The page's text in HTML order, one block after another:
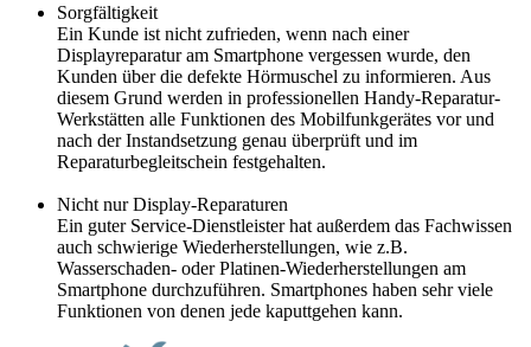
Sorgfältigkeit
Ein Kunde ist nicht zufrieden, wenn nach einer
Displayreparatur am Smartphone vergessen wurde, den
Kunden über die defekte Hörmuschel zu informieren. Aus
diesem Grund werden in professionellen Handy-Reparatur-
Werkstätten alle Funktionen des Mobilfunkgerätes vor und
nach der Instandsetzung genau überprüft und im
Reparaturbegleitschein festgehalten.
Nicht nur Display-Reparaturen
Ein guter Service-Dienstleister hat außerdem das Fachwissen
auch schwierige Wiederherstellungen, wie z.B.
Wasserschaden- oder Platinen-Wiederherstellungen am
Smartphone durchzuführen. Smartphones haben sehr viele
Funktionen von denen jede kaputtgehen kann.